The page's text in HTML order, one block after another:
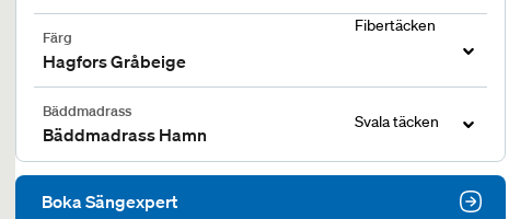
Fibertäcken
Svala täcken
Färg
Hagfors Gråbeige
Bäddmadrass
Bäddmadrass Hamn
Boka Sängexpert